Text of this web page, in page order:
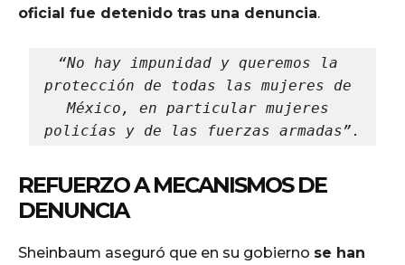
oficial fue detenido tras una denuncia.
“No hay impunidad y queremos la
protección de todas las mujeres de
México, en particular mujeres
policías y de las fuerzas armadas”.
REFUERZO A MECANISMOS DE
DENUNCIA
Sheinbaum aseguró que en su gobierno se han